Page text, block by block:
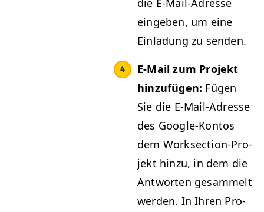
die E‑Mail-Adresse
eingeben, um eine
Ein­ladung zu senden.
E‑Mail zum Pro­jekt
hinzufü­gen: Fügen
Sie die E‑Mail-Adresse
des Google-Kon­tos
dem Work­sec­tion-Pro­
jekt hinzu, in dem die
Antworten gesam­melt
wer­den. In Ihren Pro­